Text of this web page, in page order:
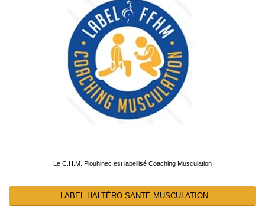
Le C.H.M. Plouhinec est labellisé Coaching Musculation
LABEL HALTÉRO SANTÉ MUSCULATION